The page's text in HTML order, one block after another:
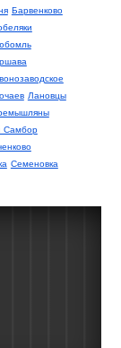
Барвенково
Лановцы
Самбор
Семеновка